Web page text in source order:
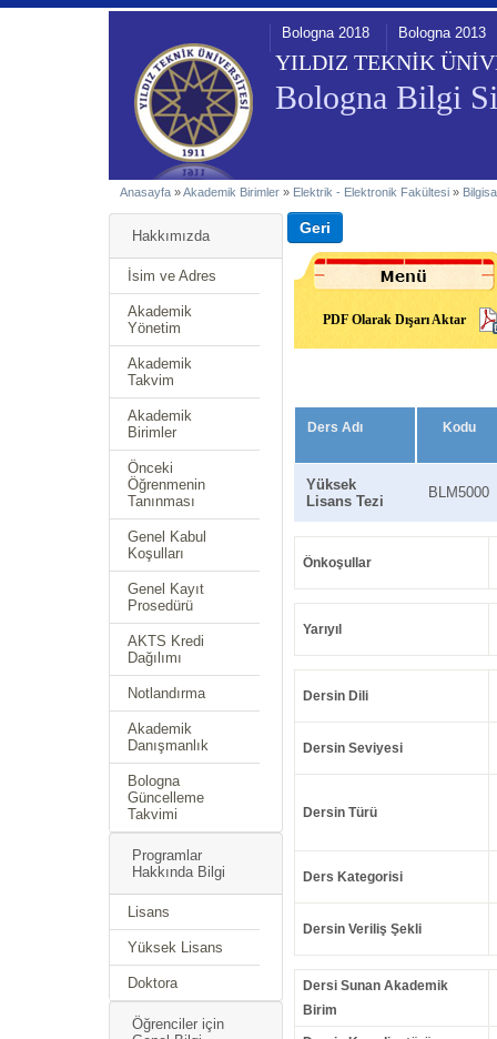
YILDIZ TEKNİK
Bologna Bilgi
Bologna 2018 Bologna 2013
Anasayfa »Akademik Birimler » Elektrik - Elektronik Fakültesi »
Hakkımızda
İsim ve Adres
Akademik
Yönetim
Akademik
Takvim
Akademik
Birimler
Önceki
Öğrenmenin
Tanınması
Genel Kabul
Koşulları
Genel Kayıt
Prosedürü
AKTS Kredi
Dağılımı
Notlandırma
Akademik
Danışmanlık
Bologna
Güncelleme
Takvimi
Programlar
Hakkında Bilgi
Lisans
Yüksek Lisans
Doktora
Öğrenciler için
PDF Olarak Dışarı Aktar
Ders Adı Kodu
Yüksek
Lisans Tezi
BLM5000
Önkoşullar
Yarıyıl
Dersin Dili
Dersin Seviyesi
Dersin Türü
Ders Kategorisi
Dersin Veriliş Şekli
Dersi Sunan Akademik
Birim